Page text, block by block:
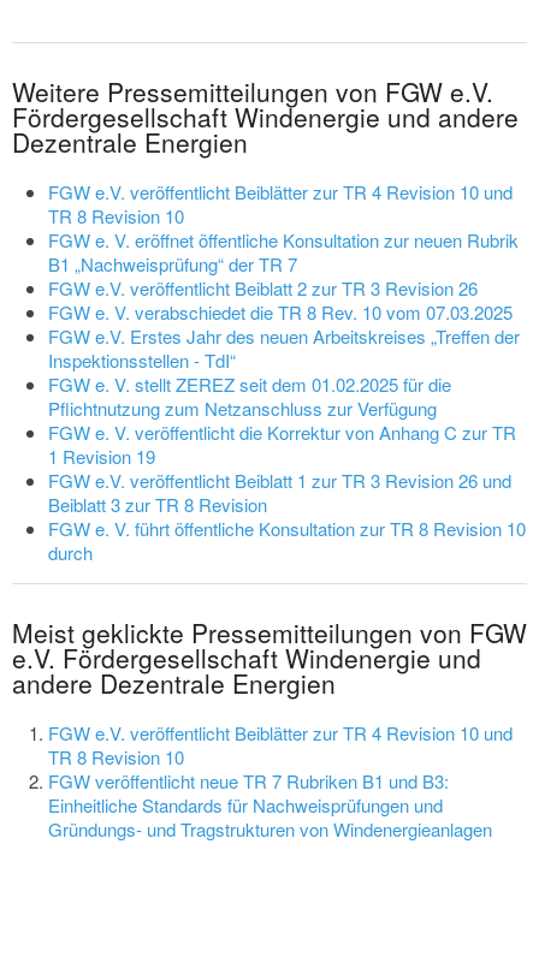
Weitere Pressemitteilungen von FGW e.V.
Fördergesellschaft Windenergie und andere
Dezentrale Energien
FGW e.V. veröffentlicht Beiblätter zur TR 4 Revision 10 und
TR 8 Revision 10
FGW e. V. eröffnet öffentliche Konsultation zur neuen Rubrik
B1 „Nachweisprüfung“ der TR 7
FGW e.V. veröffentlicht Beiblatt 2 zur TR 3 Revision 26
FGW e. V. verabschiedet die TR 8 Rev. 10 vom 07.03.2025
FGW e.V. Erstes Jahr des neuen Arbeitskreises „Treffen der
Inspektionsstellen - TdI“
FGW e. V. stellt ZEREZ seit dem 01.02.2025 für die
Pflichtnutzung zum Netzanschluss zur Verfügung
FGW e. V. veröffentlicht die Korrektur von Anhang C zur TR
1 Revision 19
FGW e.V. veröffentlicht Beiblatt 1 zur TR 3 Revision 26 und
Beiblatt 3 zur TR 8 Revision
FGW e. V. führt öffentliche Konsultation zur TR 8 Revision 10
durch
Meist geklickte Pressemitteilungen von FGW
e.V. Fördergesellschaft Windenergie und
andere Dezentrale Energien
FGW e.V. veröffentlicht Beiblätter zur TR 4 Revision 10 und
TR 8 Revision 10
FGW veröffentlicht neue TR 7 Rubriken B1 und B3:
Einheitliche Standards für Nachweisprüfungen und
Gründungs- und Tragstrukturen von Windenergieanlagen